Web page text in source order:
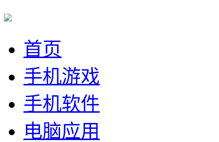
首页
手机游戏
手机软件
电脑应用